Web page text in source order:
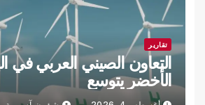
تقارير
التعاون الصيني العربي في
الأخضر يتوسع